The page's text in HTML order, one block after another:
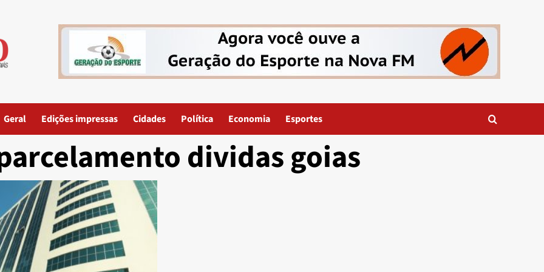
Geral Edições impressas Cidades Política Economia Esportes
dividas goias